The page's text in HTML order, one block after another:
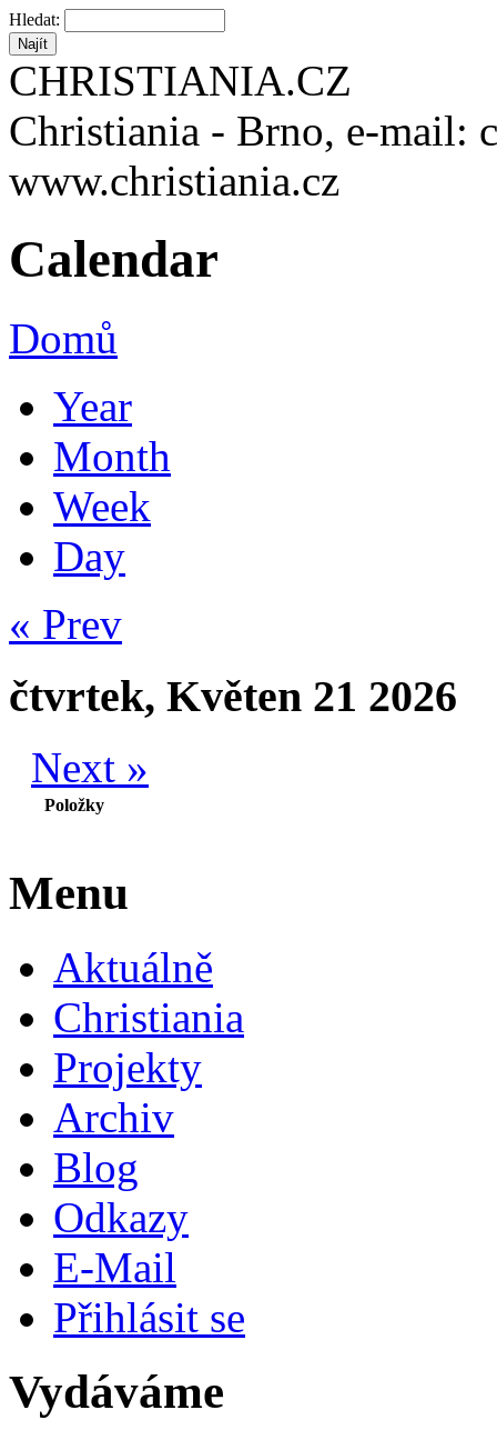
Hledat:
CHRISTIANIA.CZ
Christiania - Brno, e-mail:
www.christiania.cz
Calendar
Domů
Year
Month
Week
Day
« Prev
čtvrtek, Květen 21 2026
Next »
Položky
Menu
Aktuálně
Christiania
Projekty
Archiv
Blog
Odkazy
E-Mail
Přihlásit se
Vydáváme